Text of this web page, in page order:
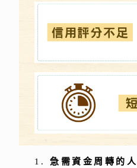
急需資金周轉的人